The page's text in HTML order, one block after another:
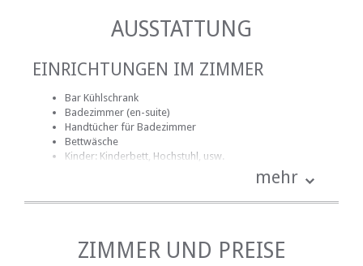
AUSSTATTUNG
EINRICHTUNGEN IM ZIMMER
Bar Kühlschrank
Badezimmer (en-suite)
Handtücher für Badezimmer
Bettwäsche
Kinder: Kinderbett, Hochstuhl, usw.
Küche (komplett ausgestattet)
Rauchen: nicht erlaubt
Tee- und Kaffeekocher
mehr
ZIMMER UND PREISE